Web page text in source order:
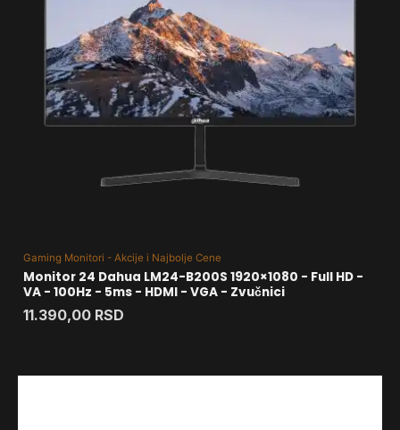
Gaming Monitori - Akcije i Najbolje Cene
Monitor 24 Dahua LM24-B200S 1920×1080 - Full HD -
VA - 100Hz - 5ms - HDMI - VGA - Zvučnici
11.390,00 RSD